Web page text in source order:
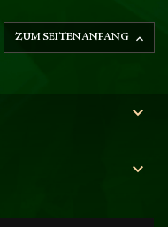
ZUM SEITENANFANG 

